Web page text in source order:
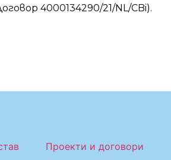
4000134290/21/NL/CBi).
Проекти и договори